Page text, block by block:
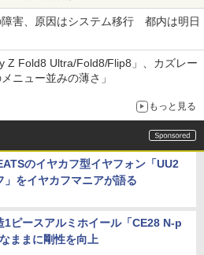
障害、原因はシステム移行 都内は明日
Z Fold8 Ultra/Fold8/Flip8」、カズレー
ニュー並みの薄さ」
もっと見る
のイヤカフ型イヤフォン「UU2
」をイヤカフマニアが語る
1ピースアルミホイール「CE28 N-p
ままに剛性を向上